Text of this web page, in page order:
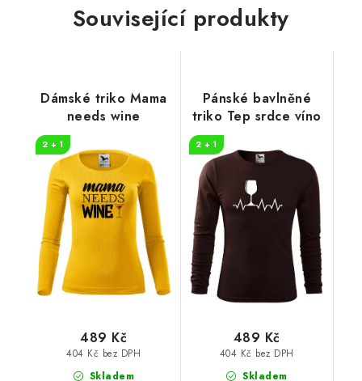
Související produkty
Dámské triko Mama
needs wine
2 + 1
Skladem
404 Kč bez DPH
489 Kč
Pánské bavlněné
triko Tep srdce víno
2 + 1
Skladem
404 Kč bez DPH
489 Kč